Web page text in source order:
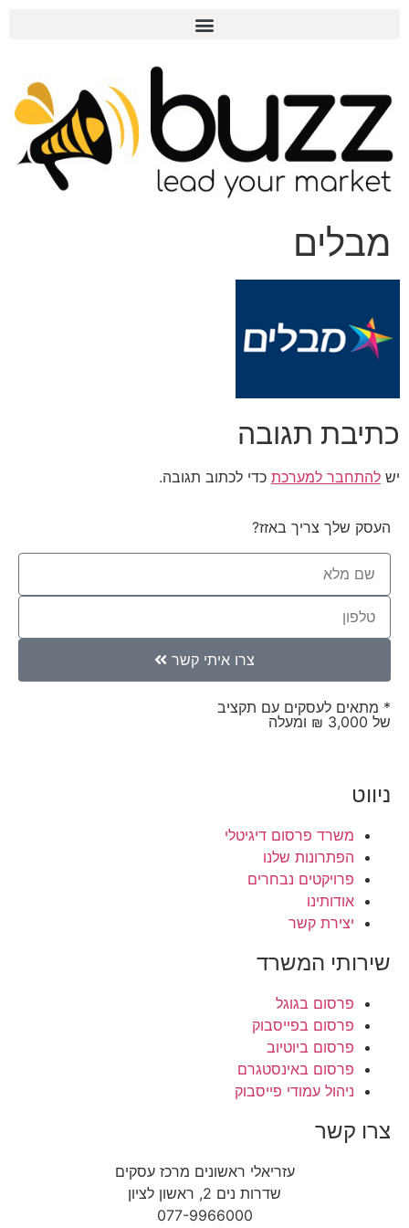
מבלים
כתיבת תגובה
יש להתחבר למערכת כדי לכתוב תגובה.
העסק שלך צריך באזז?
צרו איתי קשר
* מתאים לעסקים עם תקציב
של 3,000 ₪ ומעלה
ניווט
משרד פרסום דיגיטלי
הפתרונות שלנו
פרויקטים נבחרים
אודותינו
יצירת קשר
שירותי המשרד
פרסום בגוגל
פרסום בפייסבוק
פרסום ביוטיוב
פרסום באינסטגרם
ניהול עמודי פייסבוק
צרו קשר
עזריאלי ראשונים מרכז עסקים
שדרות נים 2, ראשון לציון
077-9966000